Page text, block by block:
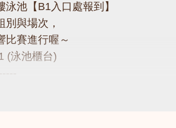
池【B1入口處報到】
與場次，
比賽進行喔～
(泳池櫃台)